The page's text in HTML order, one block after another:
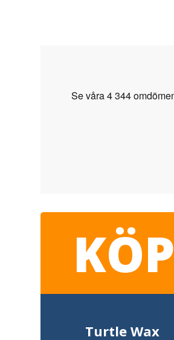
KÖP
Turtle Wax